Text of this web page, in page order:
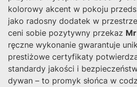
kolorowy akcent w pokoju
jako radosny dodatek w
ceni sobie pozytywny przekaz
ręczne wykonanie gwarantuje
prestiżowe certyfikaty
standardy jakości i
dywan – to promyk słońca w